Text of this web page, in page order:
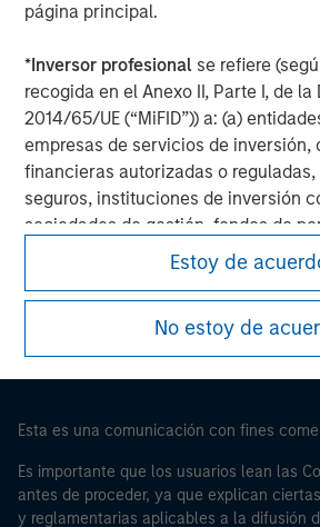
página principal.
*Inversor profesional se refiere
recogida en el Anexo II, Parte I, de la
2014/65/UE (“MiFID”)) a: (a)
empresas de servicios de inversión,
financieras autorizadas o
seguros, instituciones de inversión
sociedades de gestión, fondos de
sociedades de gestión, operadores
y en derivados de materias primas u
institucionales, en cada caso que
autorizados o regulados para operar
financieros; (b) grandes empresas
individual, cumplan dos de los
EUR, (ii) volumen de negocios neto:
(iii) fondos propios: 2.000.000 EUR,
cuenta propia; o (c) gobiernos
incluidos los organismos públicos
Estoy de
No estoy de
Morgan Stanley
Morgan Stanley Careers
Esta es una comunicación con fines
Es importante que los usuarios lean las
antes de proceder, ya que explican
y reglamentarias aplicables a la difusión